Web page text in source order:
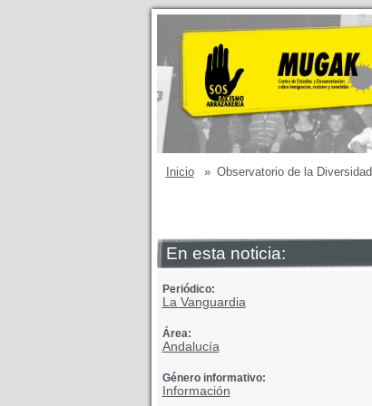
Inicio » Observatorio de la Diversidad
En esta noticia:
Periódico:
La Vanguardia
Área:
Andalucía
Género informativo:
Información